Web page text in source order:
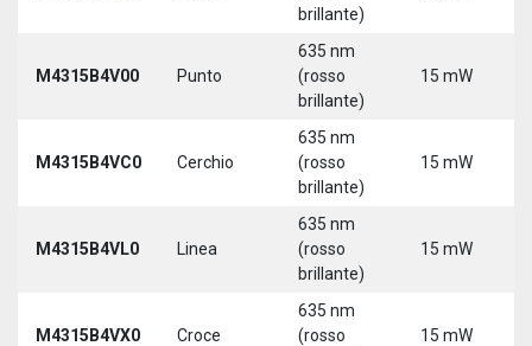
brillante)
M4315B4V00 Punto
635 nm
(rosso
brillante)
15 mW
M4315B4VC0 Cerchio
635 nm
(rosso
brillante)
15 mW
M4315B4VL0 Linea
635 nm
(rosso
brillante)
15 mW
M4315B4VX0 Croce
635 nm
(rosso
15 mW